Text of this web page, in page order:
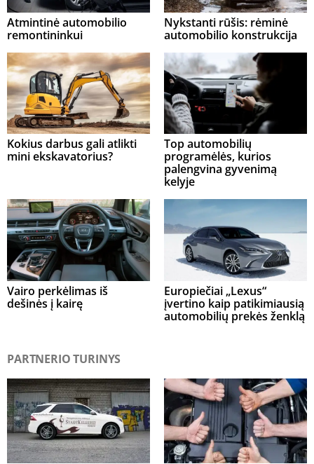
Atmintinė automobilio
remontininkui
Nykstanti rūšis: rėminė
automobilio konstrukcija
Kokius darbus gali atlikti
mini ekskavatorius?
Top automobilių
programėlės, kurios
palengvina gyvenimą
kelyje
Vairo perkėlimas iš
dešinės į kairę
Europiečiai „Lexus“
įvertino kaip patikimiausią
automobilių prekės ženklą
PARTNERIO TURINYS